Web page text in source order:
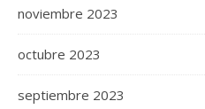
noviembre 2023
octubre 2023
septiembre 2023